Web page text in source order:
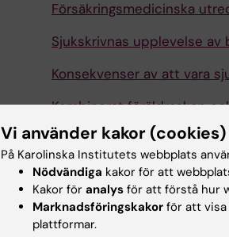
Försäkringsmedicinska
Sjukskrivnas upplevelse av
Konsekvenser av att vara
Kombinerat föräldraskap
Metodstudier
Hade du nytta av
Vi använder kakor (cookies)
På Karolinska Institutets webbplats
Nödvändiga kakor för att
Kakor för analys för att förstå hur
Marknadsföringskakor för att visa
plattformar.